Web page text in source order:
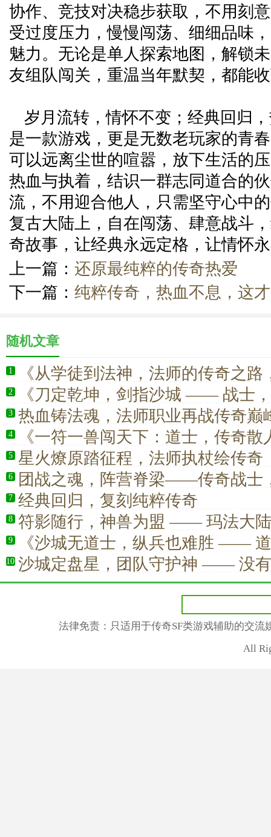
协作、竞技对决稳步获取，不用刻
受过度压力，慢慢闯荡、细细品味
魅力。无论是单人探索地图，解锁
友组队闯关，重温当年默契，都能
岁月流转，情怀不变；经典回归
是一款游戏，更是无数老玩家的青
可以远离尘世的喧嚣，放下生活的
热血与执着，结识一群志同道合的
流，不用迎合他人，只需坚守心中
复古大陆上，自在闯荡、肆意战斗
奇故事，让经典永远定格，让情怀
上一篇： 还原最纯粹的传奇热爱
下一篇： 纯粹传奇，热血不息，这
随机文章
1
《从学徒到法神，法师的传奇之路
撼！》
2
《刀定乾坤，剑指沙城 —— 战士
的绝对王者》
3 热血铸法魂，法师职业再战传奇巅
4
《一符一兽闯天下：道士，传奇散
仰》
5 星火燎原踏征程，法师执杖绘传奇
6
团战之魂，阵营脊梁——传奇战士
护一方荣光
7 经典回归，复刻纯粹传奇
8
符影随行，神兽为盟 —— 玛法大
传奇之路
9
《沙城无道士，纵兵也难胜 ——
中的定海神针》
10 沙城定盘星，团队守护神 —— 没
真正的胜利
法律免责：只适用于传奇SF类游戏辅助的交
All